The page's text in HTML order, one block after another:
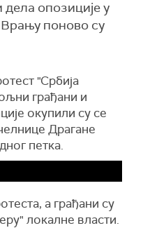
опозиције у
поново су
"Србија
грађани и
окупили су се
Драгане
петка.
а грађани су
локалне власти.